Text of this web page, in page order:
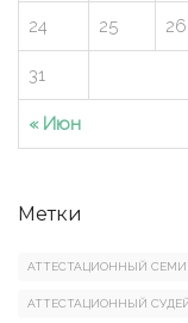
« Июн
24 25 26
31
Метки
АТТЕСТАЦИОННЫЙ
АТТЕСТАЦИОННЫЙ